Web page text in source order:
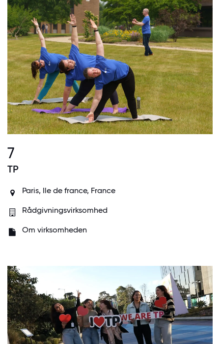
7
TP
Paris, Ile de france, France
Rådgivningsvirksomhed
Om virksomheden